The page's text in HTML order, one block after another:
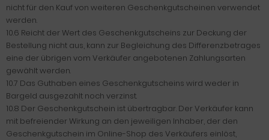
nicht für den Kauf von weiteren Geschenkgutscheinen verwendet
werden.
10.6 Reicht der Wert des Geschenkgutscheins zur Deckung der
Bestellung nicht aus, kann zur Begleichung des Differenzbetrages
eine der übrigen vom Verkäufer angebotenen Zahlungsarten
gewählt werden.
10.7 Das Guthaben eines Geschenkgutscheins wird weder in
Bargeld ausgezahlt noch verzinst.
10.8 Der Geschenkgutschein ist übertragbar. Der Verkäufer kann
mit befreiender Wirkung an den jeweiligen Inhaber, der den
Geschenkgutschein im Online-Shop des Verkäufers einlöst,